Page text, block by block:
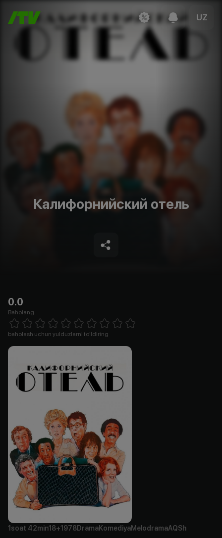
UZ
Калифорнийский отель
0.0
Baholang
1 Star 2 Stars 3 Stars 4 Stars5 Stars 6 Stars7 Stars8 Stars
baholash uchun yulduzlarni to'ldiring
1soat 42min18+1978DramaKomediyaMelodramaAQSh